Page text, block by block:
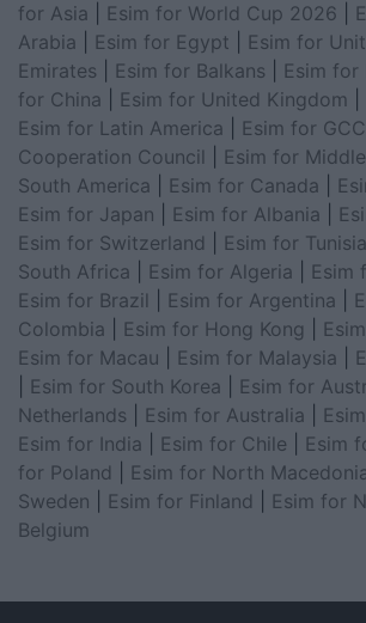
for Asia
Esim for World Cup 2026
Arabia
Esim for Egypt
Esim for
Emirates
Esim for Balkans Esim
for China
Esim for United Kingdom
Esim for Latin America
Esim for
Cooperation Council
Esim for
South America
Esim for Canada
Esim for Japan
Esim for Albania
Esim for Switzerland
Esim for Tunisia
South Africa
Esim for Algeria Esim
Esim for Brazil
Esim for Argentina
Colombia
Esim for Hong Kong
Esim for Macau
Esim for Malaysia
Esim for South Korea Esim for
Netherlands
Esim for Australia
Esim for India
Esim for Chile Esim
for Poland
Esim for North
Sweden
Esim for Finland Esim for
Belgium